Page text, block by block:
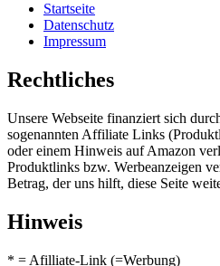
Startseite
Datenschutz
Impressum
Rechtliches
Unsere Webseite finanziert sich
sogenannten Affiliate Links
oder einem Hinweis auf Amazon
Produktlinks bzw. Werbeanzeigen
Betrag, der uns hilft, diese Seite
Hinweis
* = Afilliate-Link (=Werbung)